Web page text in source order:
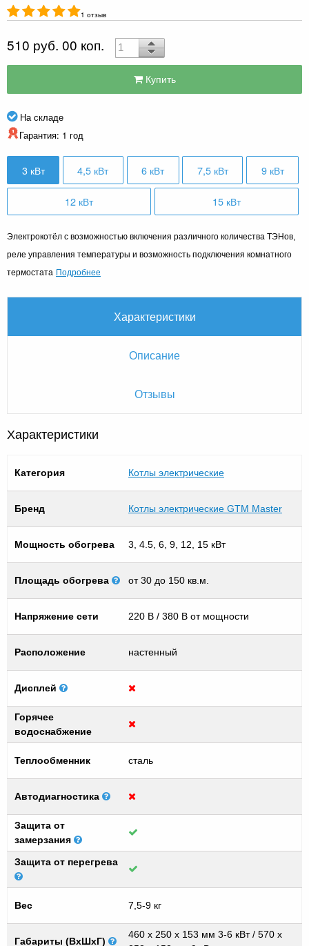
1 отзыв
510 руб. 00 коп.
Купить
На складе
Гарантия: 1 год
3 кВт 4,5 кВт 6 кВт 7,5 кВт 9 кВт
12 кВт 15 кВт
Электрокотёл с возможностью включения различного количества ТЭНов,
реле управления температуры и возможность подключения комнатного
термостата Подробнее
Характеристики
Описание
Отзывы
Характеристики
Категория Котлы электрические
Бренд Котлы электрические GTM Master
Мощность обогрева 3, 4.5, 6, 9, 12, 15 кВт
Площадь обогрева от 30 до 150 кв.м.
Напряжение сети 220 В / 380 В от мощности
Расположение настенный
Дисплей
Горячее
водоснабжение
Теплообменник сталь
Автодиагностика
Защита от
замерзания
Защита от перегрева
Вес 7,5-9 кг
Габариты (ВхШхГ)
460 x 250 x 153 мм 3-6 кВт / 570 x